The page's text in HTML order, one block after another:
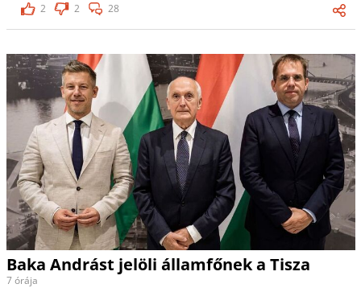
2
2 28
Baka Andrást jelöli államfőnek a Tisza
7 órája